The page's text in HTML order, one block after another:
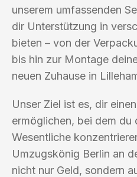
unserem umfassenden
dir Unterstützung in
bieten – von der
bis hin zur Montage
neuen Zuhause in
Unser Ziel ist es, dir
ermöglichen, bei dem du
Wesentliche
Umzugskönig Berlin an
nicht nur Geld, sondern